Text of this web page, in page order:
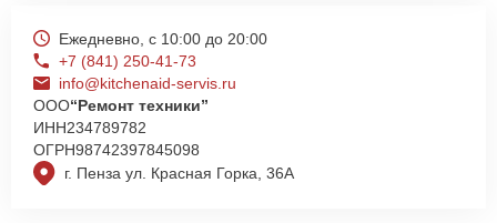
г. Пенза ул. Красная Горка, 36А
Ежедневно, с 10:00 до 20:00
+7 (841) 250-41-73
info@kitchenaid-servis.ru
ООО“Ремонт техники”
ИНН234789782
ОГРН98742397845098